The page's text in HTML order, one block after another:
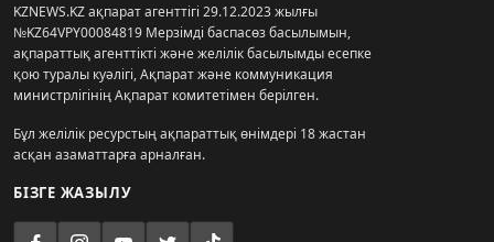
KZNEWS.KZ ақпарат агенттігі 29.12.2023 жылғы
№KZ64VPY00084819 Мерзімді баспасөз басылымын,
ақпараттық агенттікті және желілік басылымды есепке
қою туралы куәлігі, Ақпарат және коммуникация
министрлігінің Ақпарат комитетімен берілген.
Бұл желілік ресурстың ақпараттық өнімдері 18 жастан
асқан азаматтарға арналған.
БІЗГЕ ЖАЗЫЛУ